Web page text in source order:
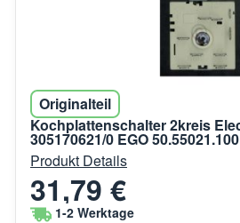
Originalteil
Kochplattenschalter 2kreis
305170621/0 EGO
Produkt Details
31,79 €
1-2 Werktage